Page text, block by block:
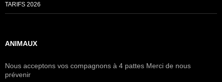
TARIFS 2026
ANIMAUX
Nous acceptons vos compagnons à 4 pattes Merci de nous
prévenir